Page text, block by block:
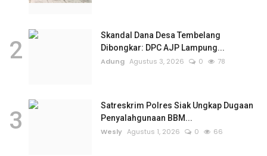
2
Skandal Dana Desa Tembelang
Dibongkar: DPC AJP Lampung...
Adung Agustus 3, 2026 0 78
3
Satreskrim Polres Siak Ungkap Dugaan
Penyalahgunaan BBM...
Wesly Agustus 1, 2026 0 66